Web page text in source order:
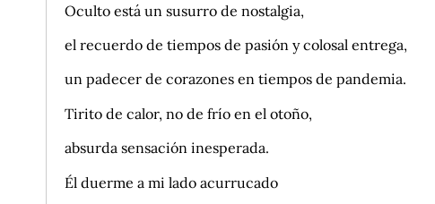
Oculto está un susurro de nostalgia,
el recuerdo de tiempos de pasión y colosal entrega,
un padecer de corazones en tiempos de pandemia.
Tirito de calor, no de frío en el otoño,
absurda sensación inesperada.
Él duerme a mi lado acurrucado